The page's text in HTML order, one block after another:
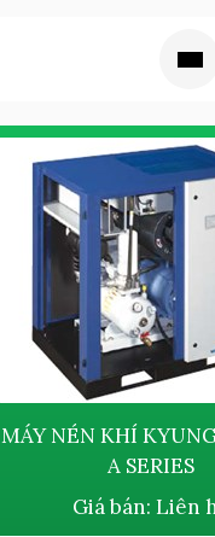
MÁY NÉN KHÍ
A SERIES
Giá bán: Liên